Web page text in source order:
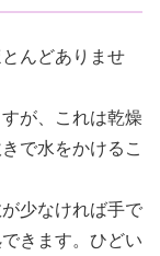
んどありませ
が、これは乾燥
で水をかけるこ
少なければ手で
きます。ひどい